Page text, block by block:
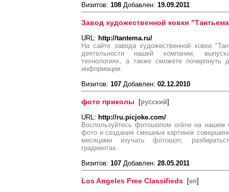
Визитов: 108 Добавлен: 19.09.2011
Завод художественной ковки
URL: http://tantema.ru/
На сайте завода художественной ковки
деятельности нашей компании,
технологиях, а также сможете почерпнуть
информации.
Визитов: 107 Добавлен: 02.12.2010
фото приколы [русский]
URL: http://ru.picjoke.com/
Воспользуйтесь фотошопом online на нашем
фото и создания смешных картинок
месяцами изучать фотошоп,
градиентах.
Визитов: 107 Добавлен: 28.05.2011
Los Angeles Free Classifieds [en]